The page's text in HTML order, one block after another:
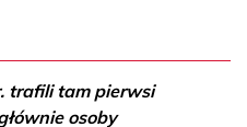
trafili tam pierwsi
osoby